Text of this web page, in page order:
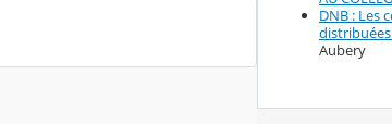
DNB : Les
Aubery